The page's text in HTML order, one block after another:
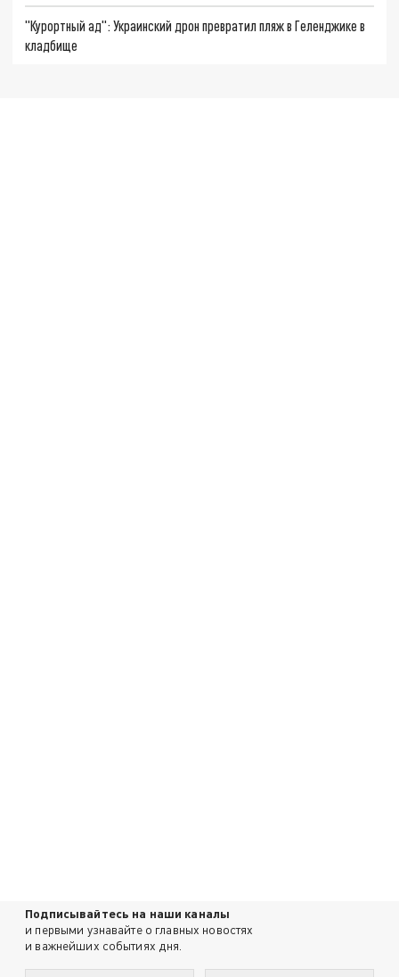
"Курортный ад": Украинский дрон превратил пляж в Геленджике в
кладбище
Подписывайтесь на наши каналы
и первыми узнавайте о главных новостях
и важнейших событиях дня.